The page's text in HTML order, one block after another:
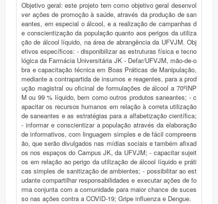
Objetivo geral: este projeto tem como objetivo geral desenvol
ver ações de promoção à saúde, através da produção de san
eantes, em especial o álcool, e a realização de campanhas d
e conscientização da população quanto aos perigos da utiliza
ção de álcool líquido, na área de abrangência da UFVJM. Obj
etivos específicos: - disponibilizar as estruturas física e tecno
lógica da Farmácia Universitária JK - Defar/UFVJM, mão-de-o
bra e capacitação técnica em Boas Práticas de Manipulação,
mediante a contrapartida de insumos e reagentes, para a prod
ução magistral ou oficinal de formulações de álcool a 70ºINP
M ou 99 % líquido, bem como outros produtos saneantes; - c
apacitar os recursos humanos em relação à correta utilização
de saneantes e as estratégias para a alfabetização científica;
- informar e conscientizar a população através da elaboração
de informativos, com linguagem simples e de fácil compreens
ão, que serão divulgados nas mídias sociais e também afixad
os nos espaços do Campus JK, da UFVJM; - capacitar sujeit
os em relação ao perigo da utilização de álcool líquido e práti
cas simples de sanitização de ambientes; - possibilitar ao est
udante compartilhar responsabilidades e executar ações de fo
rma conjunta com a comunidade para maior chance de suces
so nas ações contra a COVID-19; Gripe influenza e Dengue.